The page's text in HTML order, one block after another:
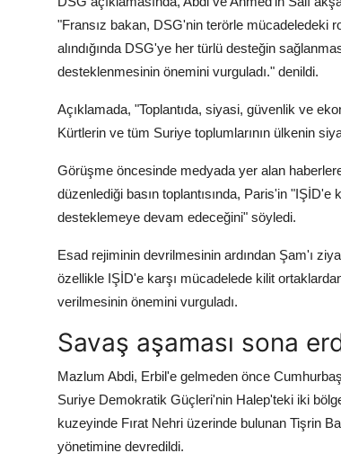
"Fransız bakan, DSG'nin terörle mücadeledeki
alındığında DSG'ye her türlü desteğin
desteklenmesinin önemini vurguladı." denildi.
Açıklamada, "Toplantıda, siyasi, güvenlik ve
Kürtlerin ve tüm Suriye toplumlarının ülkenin
Görüşme öncesinde medyada yer alan
düzenlediği basın toplantısında, Paris'in
desteklemeye devam edeceğini" söyledi.
Esad rejiminin devrilmesinin ardından Şam'ı
özellikle IŞİD'e karşı mücadelede kilit
verilmesinin önemini vurguladı.
Savaş aşaması sona
Mazlum Abdi, Erbil'e gelmeden önce
Suriye Demokratik Güçleri'nin Halep'teki iki
kuzeyinde Fırat Nehri üzerinde bulunan Tişrin
yönetimine devredildi.